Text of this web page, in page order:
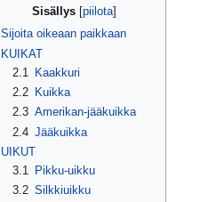
Sisällys
Sijoita oikeaan paikkaan
KUIKAT
2.1
Kaakkuri
2.2
Kuikka
2.3 Amerikan-jääkuikka
2.4 Jääkuikka
UIKUT
3.1
Pikku-uikku
3.2 Silkkiuikku